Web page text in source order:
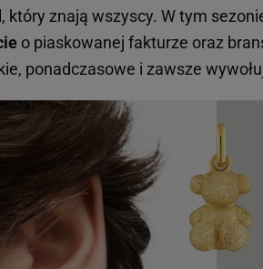
który znają wszyscy. W tym
o piaskowanej fakturze oraz
ponadczasowe i zawsze